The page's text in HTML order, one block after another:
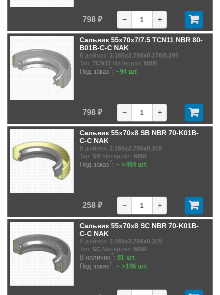
798 ₽ − +
Сальник 55x70x7/7.5 TCN11 NBR 80-
B01B-C-C NAK
В дюймах: 2.165x2.756x0.276/0.295
Тип: TCN11 Материал: NBR
Под заказ?: ~94 шт.
798 ₽ − +
Сальник 55x70x8 SB NBR 70-K01B-
C-C NAK
В дюймах: 2.165x2.756x0.315
Тип: SB Материал: NBR
Под заказ?: ~ >494 шт.
258 ₽ − +
Сальник 55x70x8 SC NBR 70-K01B-
C-C NAK
В дюймах: 2.165x2.756x0.315
Тип: SC Материал: NBR
В наличии?: 81 шт.
Под заказ?: ~ >196 шт.